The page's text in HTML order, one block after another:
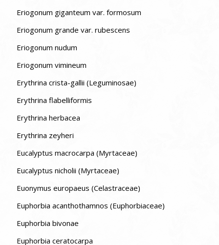
Eriogonum giganteum var. formosum
Eriogonum grande var. rubescens
Eriogonum nudum
Eriogonum vimineum
Erythrina crista-gallii (Leguminosae)
Erythrina flabelliformis
Erythrina herbacea
Erythrina zeyheri
Eucalyptus macrocarpa (Myrtaceae)
Eucalyptus nicholii (Myrtaceae)
Euonymus europaeus (Celastraceae)
Euphorbia acanthothamnos (Euphorbiaceae)
Euphorbia bivonae
Euphorbia ceratocarpa